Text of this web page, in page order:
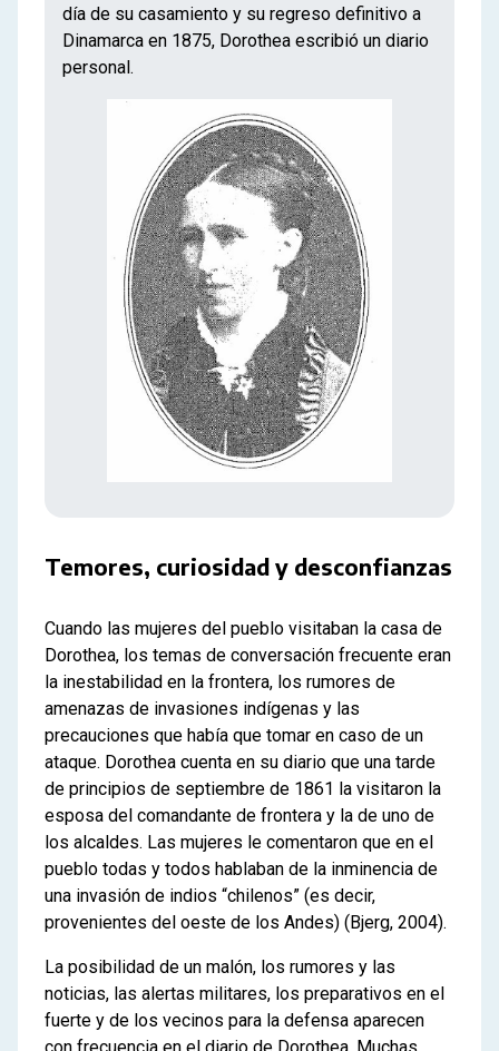
día de su casamiento y su regreso definitivo a
Dinamarca en 1875, Dorothea escribió un diario
personal.
Temores, curiosidad y desconfianzas
Cuando las mujeres del pueblo visitaban la casa de
Dorothea, los temas de conversación frecuente eran
la inestabilidad en la frontera, los rumores de
amenazas de invasiones indígenas y las
precauciones que había que tomar en caso de un
ataque. Dorothea cuenta en su diario que una tarde
de principios de septiembre de 1861 la visitaron la
esposa del comandante de frontera y la de uno de
los alcaldes. Las mujeres le comentaron que en el
pueblo todas y todos hablaban de la inminencia de
una invasión de indios “chilenos” (es decir,
provenientes del oeste de los Andes) (Bjerg, 2004).
La posibilidad de un malón, los rumores y las
noticias, las alertas militares, los preparativos en el
fuerte y de los vecinos para la defensa aparecen
con frecuencia en el diario de Dorothea. Muchas